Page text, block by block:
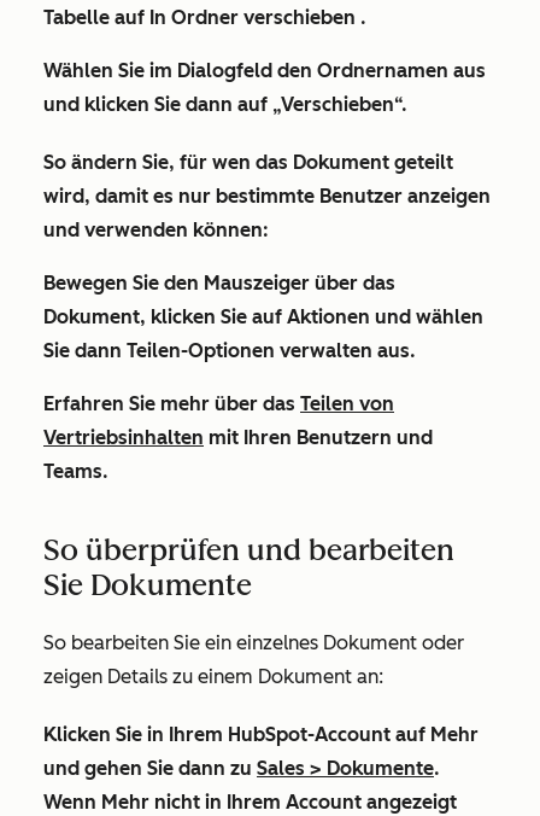
Tabelle auf In Ordner verschieben .
Wählen Sie im Dialogfeld den Ordnernamen aus
und klicken Sie dann auf „Verschieben“.
So ändern Sie, für wen das Dokument geteilt
wird, damit es nur bestimmte Benutzer anzeigen
und verwenden können:
Bewegen Sie den Mauszeiger über das
Dokument, klicken Sie auf Aktionen und wählen
Sie dann Teilen-Optionen verwalten aus.
Erfahren Sie mehr über das Teilen von
Vertriebsinhalten mit Ihren Benutzern und
Teams.
So überprüfen und bearbeiten
Sie Dokumente
So bearbeiten Sie ein einzelnes Dokument oder
zeigen Details zu einem Dokument an:
Klicken Sie in Ihrem HubSpot-Account auf Mehr
und gehen Sie dann zu Sales > Dokumente.
Wenn Mehr nicht in Ihrem Account angezeigt